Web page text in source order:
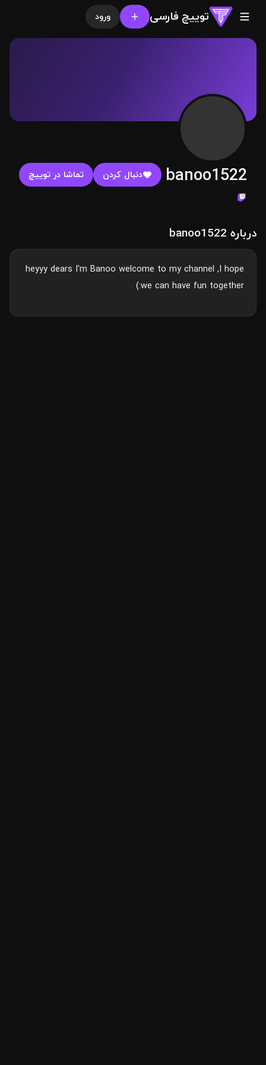
توییچ فارسی ورود
banoo1522 دنبال کردن تماشا در توییچ
درباره banoo1522
heyyy dears I'm Banoo welcome to my channel ,I hope
we can have fun together:)